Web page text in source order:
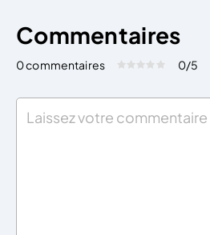
Commentaires
0 commentaires Évaluez cet article:
0/5